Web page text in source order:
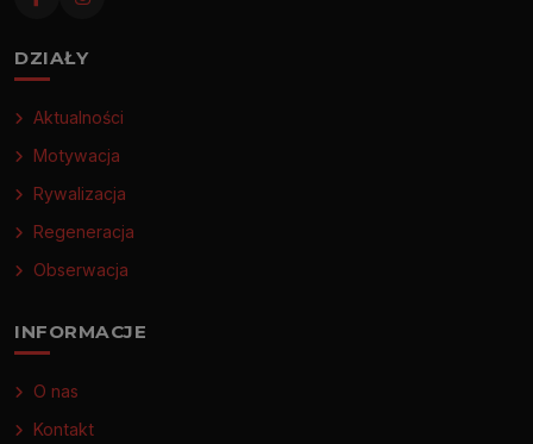
DZIAŁY
Aktualności
Motywacja
Rywalizacja
Regeneracja
Obserwacja
INFORMACJE
O nas
Kontakt